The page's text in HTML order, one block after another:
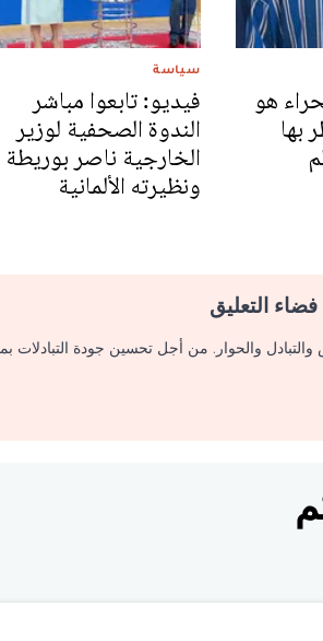
هو
بها
سياسة
فيديو: تابعوا مباشر
الندوة الصحفية لوزير
الخارجية ناصر بوريطة
ونظيرته الألمانية
التعليق
والحوار. من أجل تحسين جودة التبادلات